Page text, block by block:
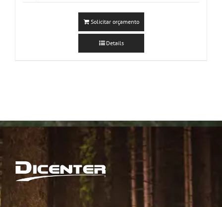
Solicitar orçamento
Details